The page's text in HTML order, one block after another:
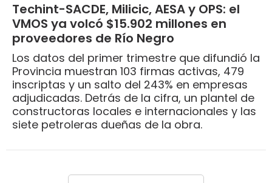
Techint-SACDE, Milicic, AESA y OPS: el
VMOS ya volcó $15.902 millones en
proveedores de Río Negro
Los datos del primer trimestre que difundió la
Provincia muestran 103 firmas activas, 479
inscriptas y un salto del 243% en empresas
adjudicadas. Detrás de la cifra, un plantel de
constructoras locales e internacionales y las
siete petroleras dueñas de la obra.